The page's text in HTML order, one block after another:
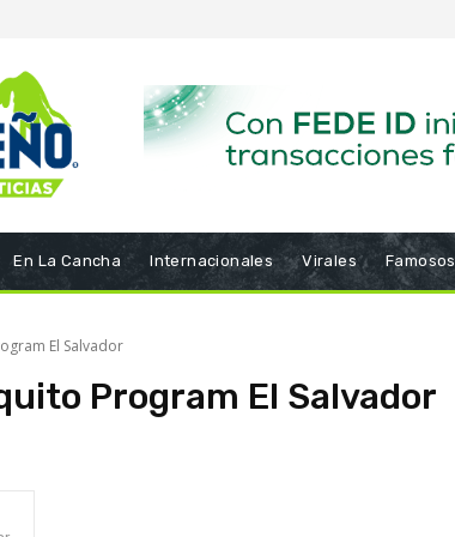
En La Cancha Internacionales Virales Famosos
El Salvador
Program El Salvador